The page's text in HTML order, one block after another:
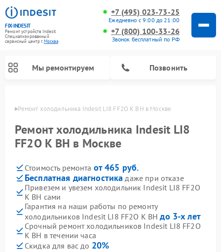
FIX-INDESIT
Ремонт устройств Indesit
Специализированный
cервисный центр г.Москва
+7 (495) 023-73-25
Ежедневно с 9:00 до 21:00
+7 (800) 100-33-26
Звонок бесплатный по РФ
Мы ремонтируем Позвонить
Ремонт холодильника Indesit LI8 FF2O K BH в Москве
Ремонт холодильника Indesit LI8
FF2O K BH в Москве
Стоимость ремонта от 465 руб.
Бесплатная диагностика даже при отказе
Привезем и увезем холодильник Indesit LI8 FF2O
K BH сами
Гарантия на наши работы по ремонту
холодильников Indesit LI8 FF2O K BHдо 3-х лет
Срочный ремонт холодильников Indesit LI8 FF2O
K BH в течении часа
Скидка для вас до 20%